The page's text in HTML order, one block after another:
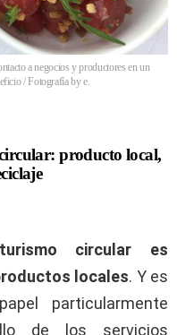
a negocios y productores en un
/ Fotografía by e.
producto local,
circular es
locales. Y es
particularmente
de los servicios